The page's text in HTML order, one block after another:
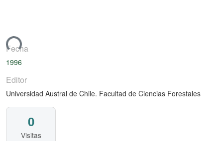
Fecha
1996
Editor
Universidad Austral de Chile. Facultad de Ciencias Forestales
0
Visitas